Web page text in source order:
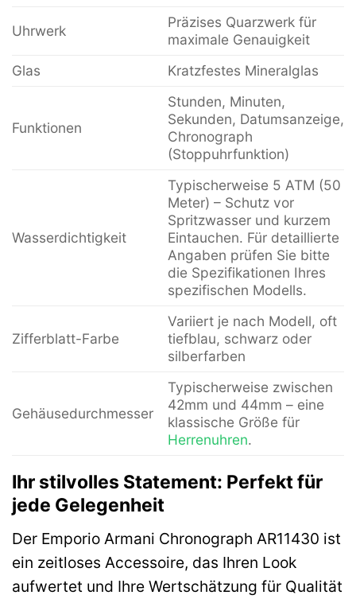
Uhrwerk
Präzises Quarzwerk für
maximale Genauigkeit
Glas
Kratzfestes Mineralglas
Funktionen
Stunden, Minuten,
Sekunden, Datumsanzeige,
Chronograph
(Stoppuhrfunktion)
Wasserdichtigkeit
Typischerweise 5 ATM (50
Meter) – Schutz vor
Spritzwasser und kurzem
Eintauchen. Für detaillierte
Angaben prüfen Sie bitte
die Spezifikationen Ihres
spezifischen Modells.
Zifferblatt-Farbe
Variiert je nach Modell, oft
tiefblau, schwarz oder
silberfarben
Gehäusedurchmesser
Typischerweise zwischen
42mm und 44mm – eine
klassische Größe für
Herrenuhren.
Ihr stilvolles Statement: Perfekt für
jede Gelegenheit
Der Emporio Armani Chronograph AR11430 ist
ein zeitloses Accessoire, das Ihren Look
aufwertet und Ihre Wertschätzung für Qualität